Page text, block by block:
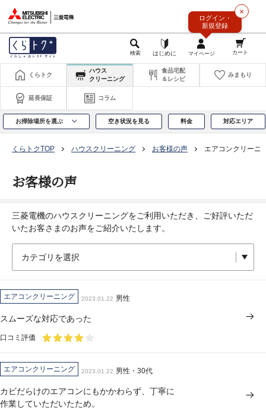
×
ログイン・
新規登録
くらトク
ハウス
クリーニング
食品宅配
＆レシピ
みまもり
延長保証 コラム
お掃除場所を選ぶ 空き状況を見る 料金 対応エリア
くらトクTOP ハウスクリーニング お客様の声 エアコンクリーニ
お客様の声
三菱電機のハウスクリーニングをご利用いただき、ご好評いただ
いたお客さまのお声をご紹介いたします。
エアコンクリーニング 2023.01.22 男性
スムーズな対応であった
口コミ評価
エアコンクリーニング 2023.01.22 男性・30代
カビだらけのエアコンにもかかわらず、丁寧に
作業していただいたため。